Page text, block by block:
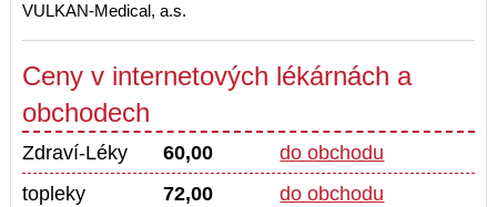
VULKAN-Medical, a.s.
Ceny v internetových lékárnách a
obchodech
Zdraví-Léky 60,00
do obchodu
topleky
72,00 do obchodu